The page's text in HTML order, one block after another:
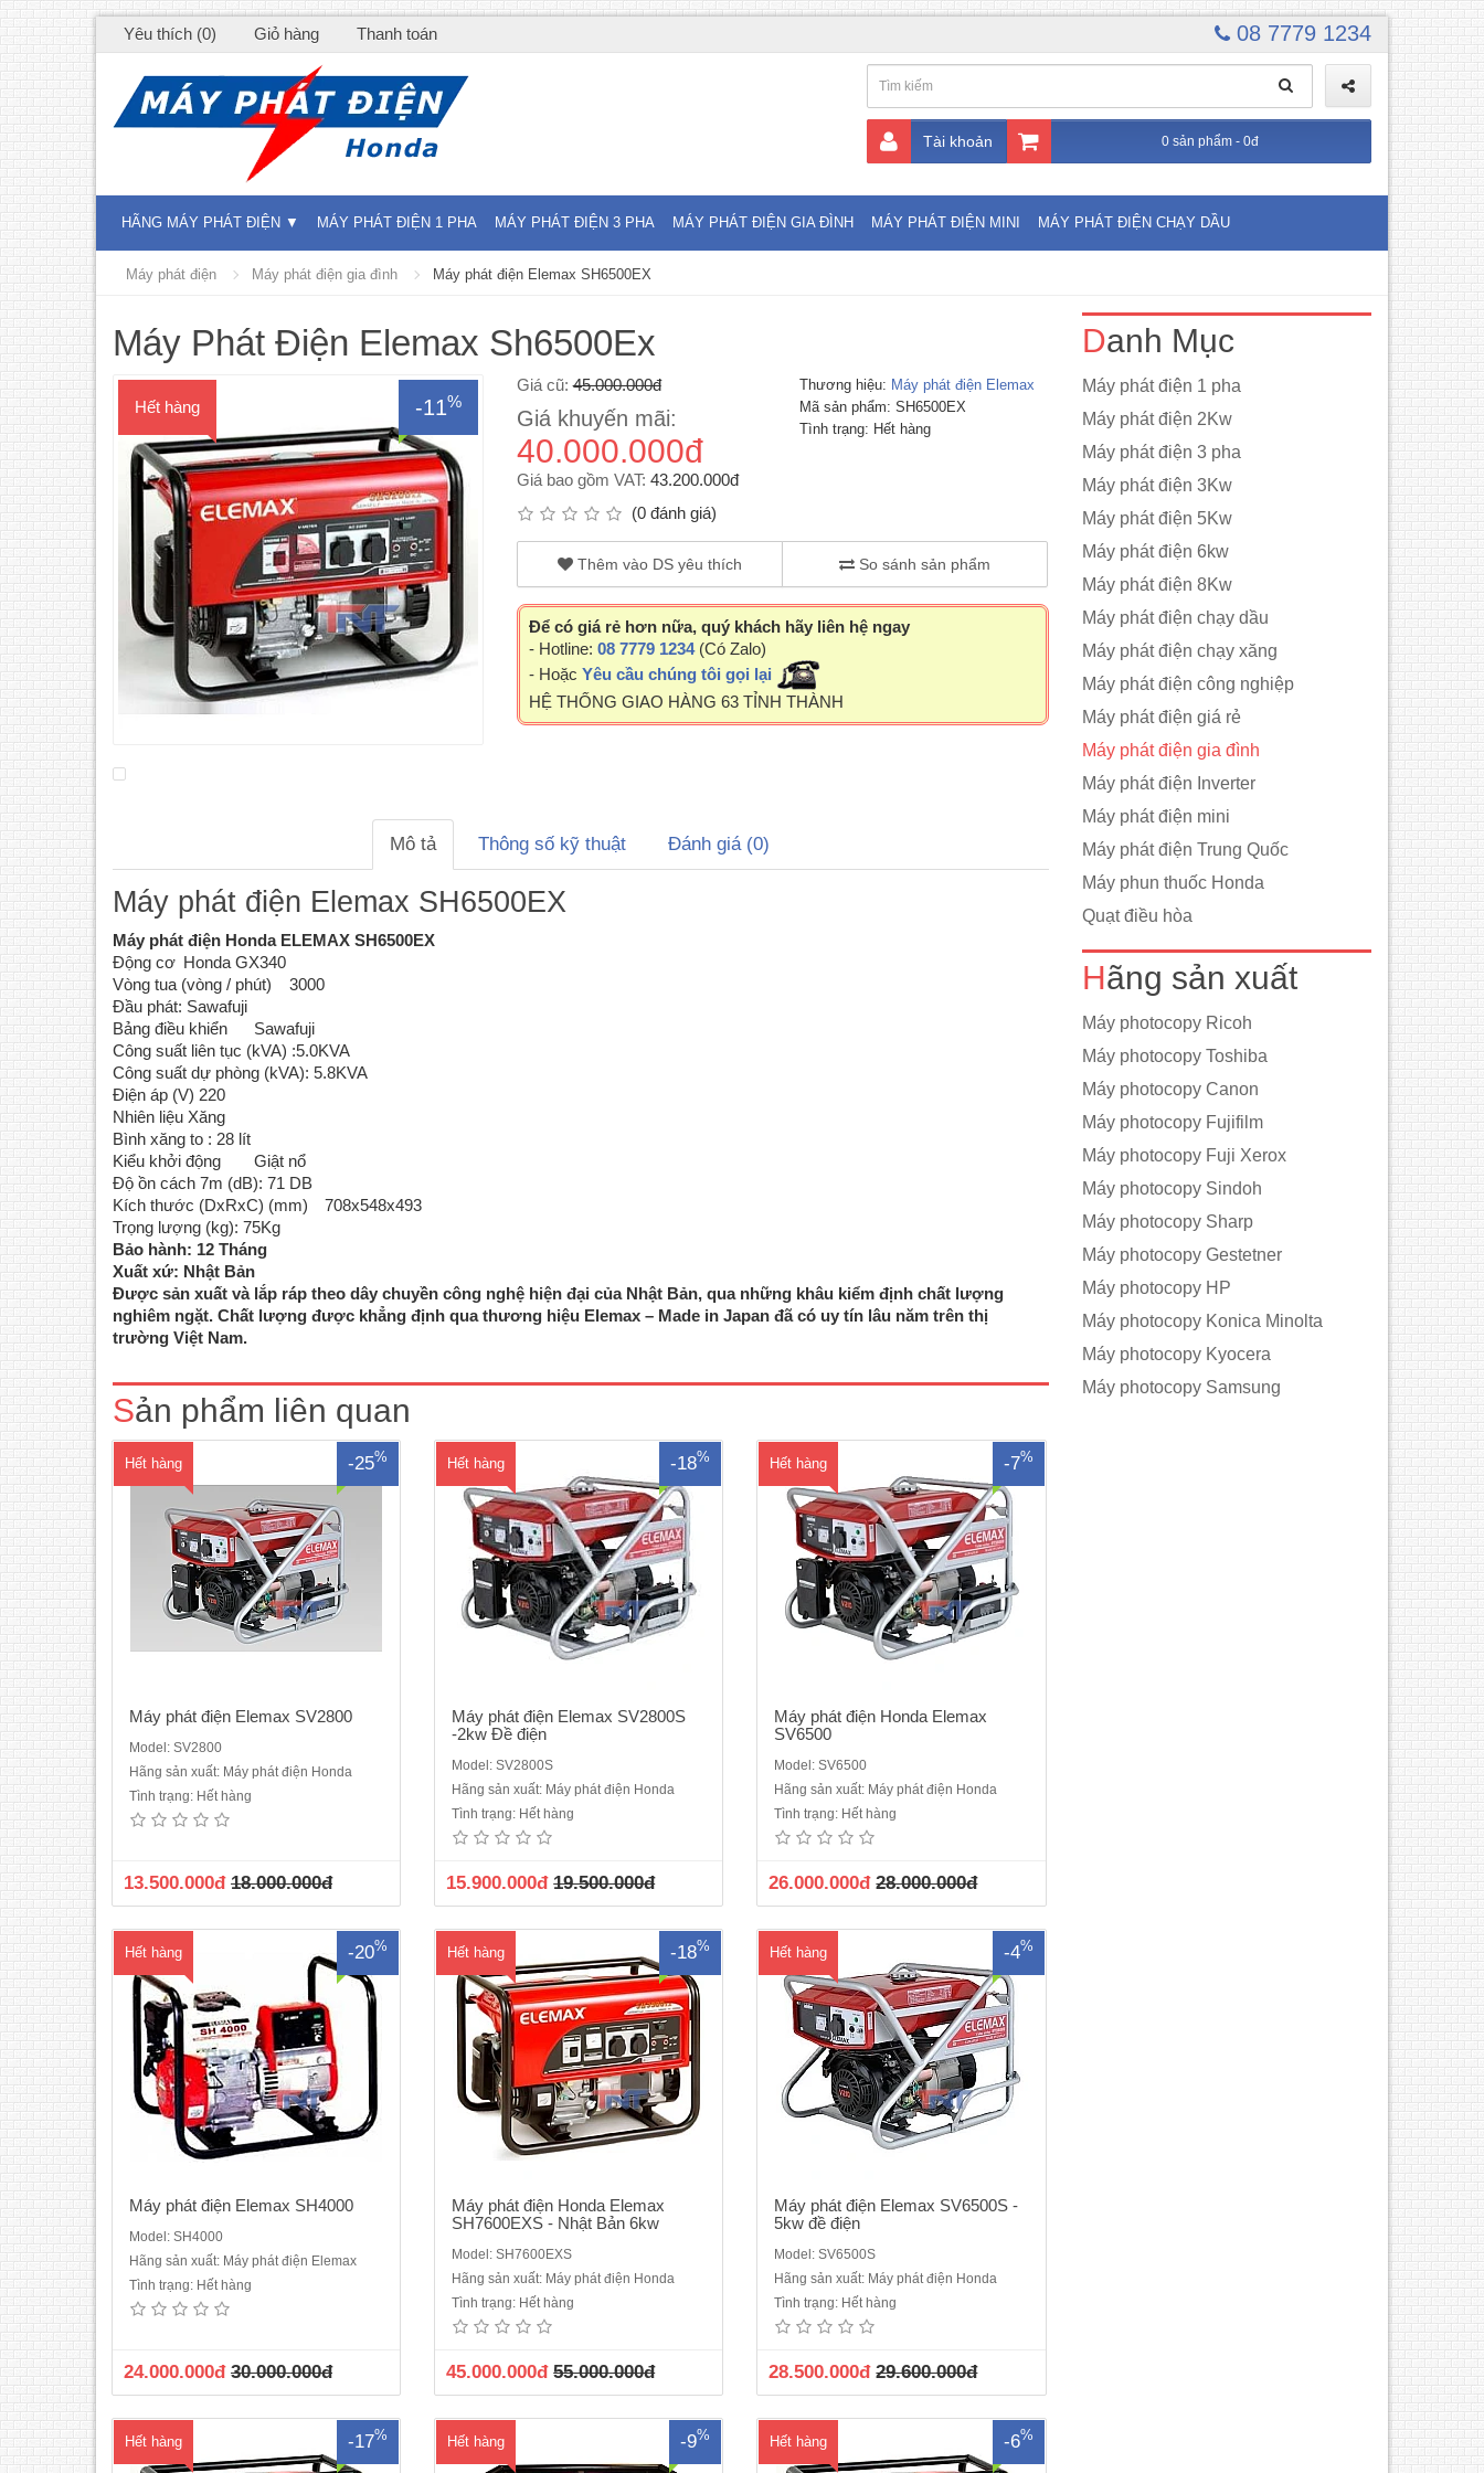
Yêu thích (0) Giỏ hàng Thanh toán 08 7779 1234
Tài khoản 0 sản phẩm - 0đ
HÃNG MÁY PHÁT ĐIỆN MÁY PHÁT ĐIỆN 1 PHA MÁY PHÁT ĐIỆN 3 PHA MÁY PHÁT ĐIỆN GIA ĐÌNH MÁY PHÁT ĐIỆN MINI MÁY PHÁT ĐIỆN CHẠY DẦU
Máy phát điện Máy phát điện gia đình Máy phát điện Elemax SH6500EX
Máy Phát Điện Elemax Sh6500Ex
Hết hàng -11%
Giá cũ: 45.000.000đ
Giá khuyến mãi:
40.000.000đ
Giá bao gồm VAT: 43.200.000đ
(0 đánh giá)
Thương hiệu: Máy phát điện Elemax
Mã sản phẩm: SH6500EX
Tình trạng: Hết hàng
Thêm vào DS yêu thích So sánh sản phẩm
Để có giá rẻ hơn nữa, quý khách hãy liên hệ ngay
- Hotline: 08 7779 1234(Có Zalo)
- Hoặc Yêu cầu chúng tôi gọi lại
HỆ THỐNG GIAO HÀNG 63 TỈNH THÀNH
Mô tả Thông số kỹ thuật Đánh giá (0)
Máy phát điện Elemax SH6500EX
Máy phát điện Honda ELEMAX SH6500EX
Động cơ Honda GX340
Vòng tua (vòng / phút)
3000
Đầu phát: Sawafuji
Bảng điều khiển
Sawafuji
Công suất liên tục (kVA) :5.0KVA
Công suất dự phòng (kVA): 5.8KVA
Điện áp (V) 220
Nhiên liệu Xăng
Bình xăng to : 28 lít
Kiểu khởi động
Giật nổ
Độ ồn cách 7m (dB): 71 DB
Kích thước (DxRxC) (mm)
708x548x493
Trọng lượng (kg): 75Kg
Bảo hành: 12 Tháng
Xuất xứ: Nhật Bản
Được sản xuất và lắp ráp theo dây chuyền công nghệ hiện đại của Nhật Bản, qua những khâu kiểm định chất lượng
nghiêm ngặt. Chất lượng được khẳng định qua thương hiệu Elemax – Made in Japan đã có uy tín lâu năm trên thị
trường Việt Nam.
Sản phẩm liên quan
Hết hàng -25%
Máy phát điện Elemax SV2800Động cơ
Sawafuji V210 -Không khí làm mát 4 kỳ
OHVVòng tua (vòng / phút) 3000Đầu
SawafujiCông suất liên tục (kVA): 2.0
KVACông suất dự phòng (kVA):
2.3KVABình xăng to: 20 LítCông suất
Máy phát điện Elemax SV2800
Model: SV2800
Hãng sản xuất: Máy phát điện Honda
Tình trạng: Hết hàng
13.500.000đ 18.000.000đ
Hết hàng -18%
Máy phát điện Elemax SV2800S - Đề
điệnĐộng cơ Sawafuji V210 -Không khí
SawafujiCông suất liên tục (kVA): 2.0
Máy phát điện Elemax SV2800S
-2kw Đề điện
Model: SV2800S
Hãng sản xuất: Máy phát điện Honda
Tình trạng: Hết hàng
15.900.000đ 19.500.000đ
Hết hàng -7%
Máy phát điện Honda Elemax SV6500 -
Máy 1 pha chạy xăngĐộng cơ Sawafuji
SawafujiBảng điều khiển: SawafujiCông
Máy phát điện Honda Elemax
SV6500
Model: SV6500
Hãng sản xuất: Máy phát điện Honda
Tình trạng: Hết hàng
26.000.000đ 28.000.000đ
Hết hàng -20%
Máy phát điện ELEMAX SH4000Động cơ
Honda 240Vòng tua (vòng / phút)
3000Đầu phát: SawafujiBảng điều khiển
(kVA):3.7KVAĐiện áp (V):220Nhiên liệu:
Máy phát điện Elemax SH4000
Model: SH4000
Hãng sản xuất: Máy phát điện Elemax
Tình trạng: Hết hàng
24.000.000đ 30.000.000đ
Hết hàng -18%
Máy phát điện Honda ELEMAX
SH7600EXS - đề nổĐộng cơ Honda
GX390Vòng tua (vòng / phút) 3000Đầu
phát: SawafujiBảng điều khiển
5.6KVACông suất dự phòng (kVA):
Máy phát điện Honda Elemax
SH7600EXS - Nhật Bản 6kw
Model: SH7600EXS
Hãng sản xuất: Máy phát điện Honda
Tình trạng: Hết hàng
45.000.000đ 55.000.000đ
Hết hàng -4%
Máy phát điện Elemax SV6500 - Máy 1
pha chạy xăng - Đề điệnĐộng cơ
Sawafuji V420Không khí làm mát 4 kỳ
OHVVòng tua (vòng / phút): 3000Đầu
SawafujiCông suất liên tục (kVA): 5.0
Máy phát điện Elemax SV6500S -
5kw đề điện
Model: SV6500S
Hãng sản xuất: Máy phát điện Honda
Tình trạng: Hết hàng
28.500.000đ 29.600.000đ
Hết hàng -17%
Máy phát điện Honda ELEMAX
SH4600EXĐộng cơ Honda GX240Vòng
tua (vòng / phút) 3000Đầu phát:
phòng (kVA): 4.0KVAĐiện áp (V)
Hết hàng -9%
Máy phát điện Honda ELEMAX
SH5300EXModel: SH5300EXĐộng cơ
Honda GX270Vòng tua (vòng / phút)
3000Đầu phát: SawafujiBảng điều khiển:
KVACông suất dự phòng (kVA): 4.7
Hết hàng -6%
Máy phát điện Honda ELEMAX
SH6500EXSĐộng cơ Honda GX340Vòng
tua (vòng / phút) 3000Đầu phát:
SawafujiBảng điều khiển SawafujiCông
phòng (kVA): 5.8 KVAĐiện áp (V): 220
Danh Mục
Máy phát điện 1 pha
Máy phát điện 2Kw
Máy phát điện 3 pha
Máy phát điện 3Kw
Máy phát điện 5Kw
Máy phát điện 6kw
Máy phát điện 8Kw
Máy phát điện chạy dầu
Máy phát điện chạy xăng
Máy phát điện công nghiệp
Máy phát điện giá rẻ
Máy phát điện gia đình
Máy phát điện Inverter
Máy phát điện mini
Máy phát điện Trung Quốc
Máy phun thuốc Honda
Quạt điều hòa
Hãng sản xuất
Máy photocopy Ricoh
Máy photocopy Toshiba
Máy photocopy Canon
Máy photocopy Fujifilm
Máy photocopy Fuji Xerox
Máy photocopy Sindoh
Máy photocopy Sharp
Máy photocopy Gestetner
Máy photocopy HP
Máy photocopy Konica Minolta
Máy photocopy Kyocera
Máy photocopy Samsung